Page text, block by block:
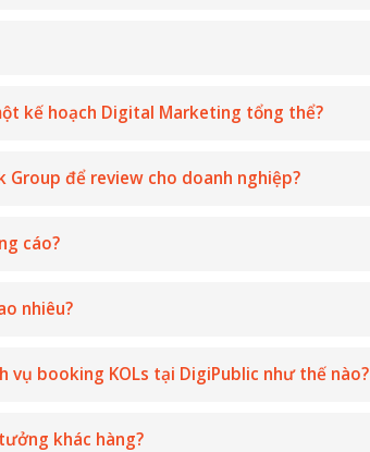
kế hoạch Digital Marketing tổng thể?
Group để review cho doanh nghiệp?
cáo?
nhiêu?
booking KOLs tại DigiPublic như thế nào?
khác hàng?